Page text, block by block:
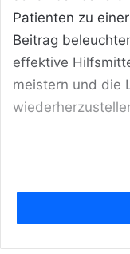
Patienten zu
Beitrag
effektive
meistern und die